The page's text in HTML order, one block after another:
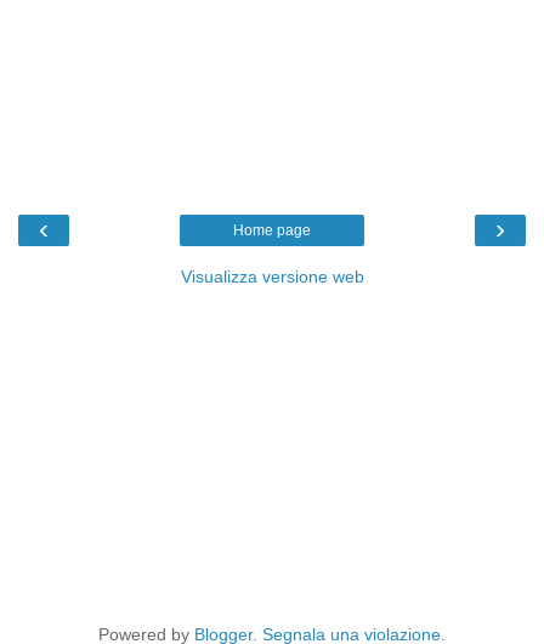
‹ ›
Home page
Visualizza versione web
Powered by Blogger. Segnala una violazione.